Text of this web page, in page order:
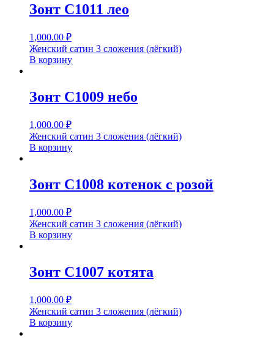
Зонт С1011 лео
1,000.00 ₽
Женский сатин 3 сложения (лёгкий)
В корзину
Зонт С1009 небо
1,000.00 ₽
Женский сатин 3 сложения (лёгкий)
В корзину
Зонт С1008 котенок с розой
1,000.00 ₽
Женский сатин 3 сложения (лёгкий)
В корзину
Зонт С1007 котята
1,000.00 ₽
Женский сатин 3 сложения (лёгкий)
В корзину